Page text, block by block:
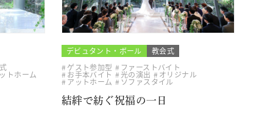
トホーム
デビュタント・ボール
教会式
ゲスト参加型
ファーストバイト
お手本バイト 光の演出 オリジナル
アットホーム
ソファスタイル
結絆で紡ぐ祝福の一日